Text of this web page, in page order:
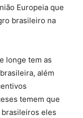
Europeia que
brasileiro na
longe tem as
além
temem que
eles